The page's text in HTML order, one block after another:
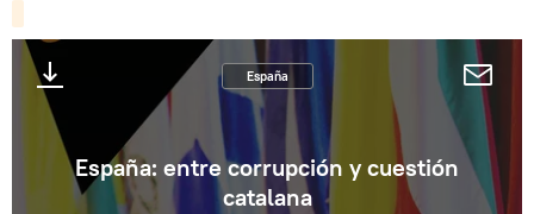
España
España: entre corrupción y cuestión
catalana